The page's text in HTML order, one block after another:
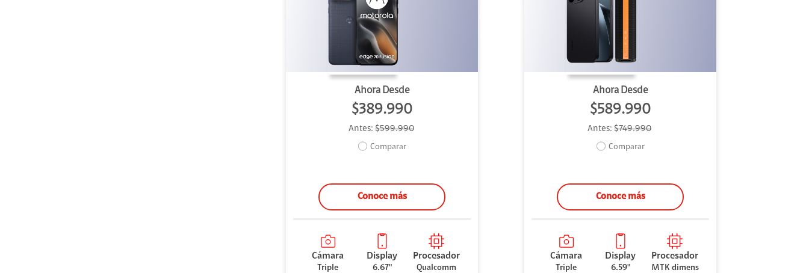
Ahora Desde
$389.990
Antes: $599.990
Comparar
Conoce más
Cámara
Triple
Display
6.67"
Procesador
Qualcomm
Ahora Desde
$589.990
Antes:$749.990
Comparar
Conoce más
Cámara
Triple
Display
6.59"
Procesador
MTK dimens